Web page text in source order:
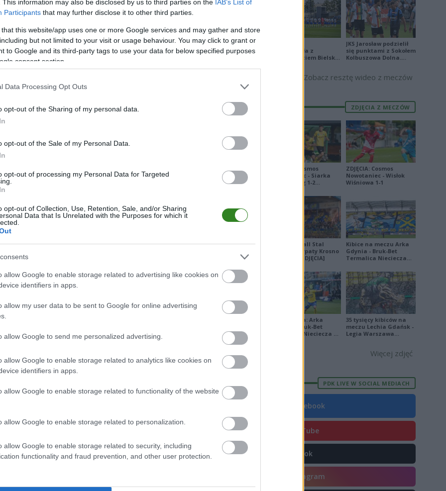
This information may also be disclosed by us to third parties on the IAB’s List of
Participants that may further disclose it to other third parties.
that this website/app uses one or more Google services and may gather and store
but not limited to your visit or usage behaviour. You may click to grant or
to Google and its third-party tags to use your data for below specified purposes
consent section.
Data Processing Opt Outs
opt-out of the Sharing of my personal data.
opt-out of the Sale of my Personal Data.
opt-out of processing my Personal Data for Targeted
opt-out of Collection, Use, Retention, Sale, and/or Sharing
Data that Is Unrelated with the Purposes for which it
allow Google to enable storage related to advertising like cookies on
identifiers in apps.
allow my user data to be sent to Google for online advertising
allow Google to send me personalized advertising.
allow Google to enable storage related to analytics like cookies on
identifiers in apps.
allow Google to enable storage related to functionality of the website
allow Google to enable storage related to personalization.
allow Google to enable storage related to security, including
functionality and fraud prevention, and other user protection.
M PKT Z R
26 51 16 3 7 77-43
26 48 15 3 8 57-34
26 47 13 8 5 59-35
45-43
46-41
50-55
26 30 8 31-51
26 18 4 6 37-65
FORMA
48-6
50-20
31-14
25-15
13 25 7 4 2 32-18
13 21 6 3 4 41-26
13 18 5 3 24-20
19-25
13 16 5 1 7 28-29
13 11 3 2 8 14-42
zremisowała z
Podbeskidziem Bielsko-
JKS Jarosław podzielił
się punktami z Sokołem
Kolbuszowa Dolna.
Zobacz resztę wideo z meczów
ZDJĘCIA Z MECZÓW
ZDJĘCIA: Cosmos
Nowotaniec - Siarka
Tarnobrzeg 1-2
ZDJĘCIA: Cosmos
Nowotaniec - Wisłok
Wiśniowa 1-1
Derby Ekoball Stal
Sanok - Karpaty Krosno
na remis [ZDJĘCIA]
Kibice na meczu Arka
Gdynia - Bruk-Bet
Termalica Nieciecza
Ekstraklasa: Arka
Gdynia - Bruk-Bet
Termalica Nieciecza 2-
35 tysięcy kibiców na
meczu Lechia Gdańsk -
Legia Warszawa
Więcej zdjęć
PDK LIVE W SOCIAL MEDIACH
Facebook
YouTube
TikTok
Instagram